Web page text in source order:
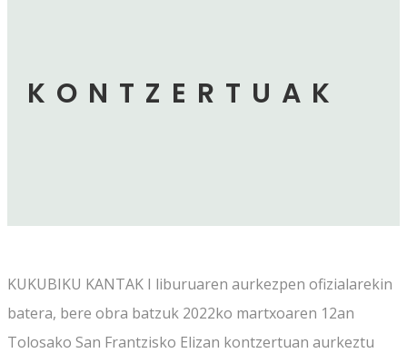
KONTZERTUAK
KUKUBIKU KANTAK I liburuaren aurkezpen ofizialarekin
batera, bere obra batzuk 2022ko martxoaren 12an
Tolosako San Frantzisko Elizan kontzertuan aurkeztu